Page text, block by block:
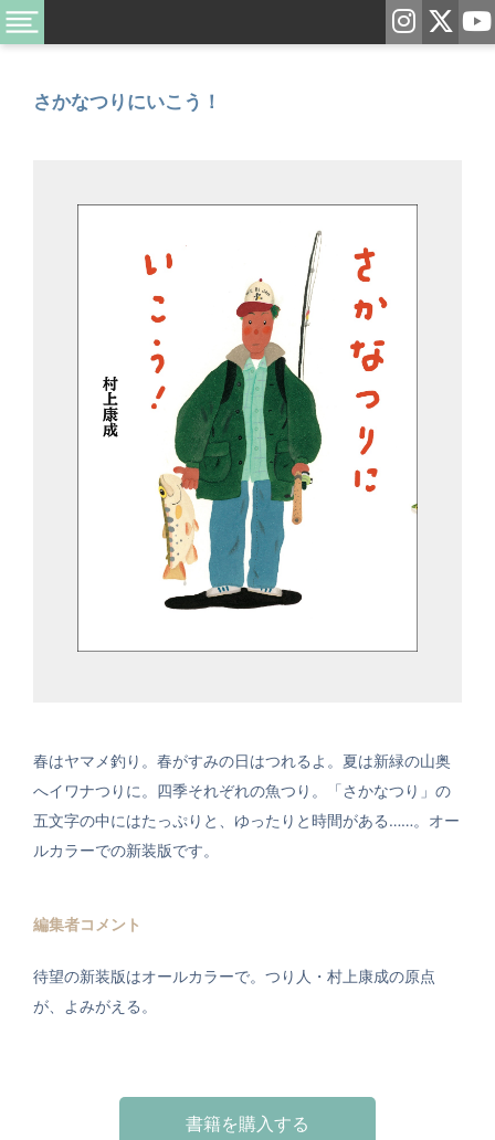
さかなつりにいこう！
春はヤマメ釣り。春がすみの日はつれるよ。夏は新緑の山奥
へイワナつりに。四季それぞれの魚つり。「さかなつり」の
五文字の中にはたっぷりと、ゆったりと時間がある……。オー
ルカラーでの新装版です。
編集者コメント
待望の新装版はオールカラーで。つり人・村上康成の原点
が、よみがえる。
書籍を購入する